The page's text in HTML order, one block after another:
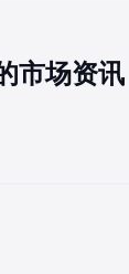
市场资讯